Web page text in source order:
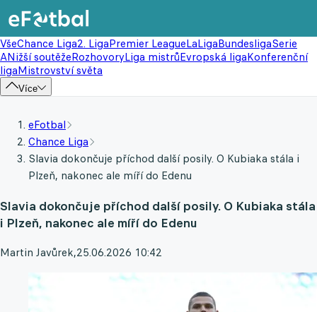
VšeChance Liga2. LigaPremier LeagueLaLigaBundesligaSerie
ANižší soutěžeRozhovoryLiga mistrůEvropská ligaKonferenční
ligaMistrovství světa
Více
eFotbal
Chance Liga
Slavia dokončuje příchod další posily. O Kubiaka stála i
Plzeň, nakonec ale míří do Edenu
Slavia dokončuje příchod další posily. O Kubiaka stála
i Plzeň, nakonec ale míří do Edenu
Martin Javůrek,25.06.2026 10:42